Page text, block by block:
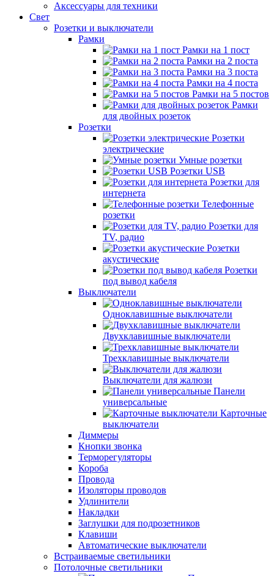
Аксессуары для техники
Свет
Розетки и выключатели
Рамки
Рамки на 1 пост
Рамки на 2 поста
Рамки на 3 поста
Рамки на 4 поста
Рамки на 5 постов
Рамки
для двойных розеток
Розетки
Розетки
электрические
Умные розетки
Розетки USB
Розетки для
интернета
Телефонные
розетки
Розетки для
TV, радио
Розетки
акустические
Розетки
под вывод кабеля
Выключатели
Одноклавишные выключатели
Двухклавишные выключатели
Трехклавишные выключатели
Выключатели для жалюзи
Панели
универсальные
Карточные
выключатели
Диммеры
Кнопки звонка
Терморегуляторы
Короба
Провода
Изоляторы проводов
Удлинители
Накладки
Заглушки для подрозетников
Клавиши
Автоматические выключатели
Встраиваемые светильники
Потолочные светильники